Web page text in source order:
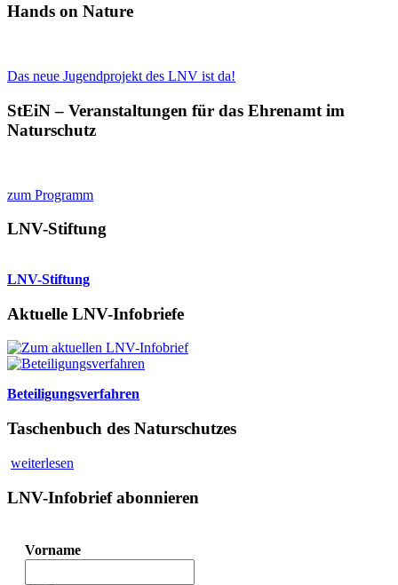
Hands on Nature
Das neue Jugendprojekt des LNV ist da!
StEiN – Veranstaltungen für das Ehrenamt im
Naturschutz
zum Programm
LNV-Stiftung
LNV-Stiftung
Aktuelle LNV-Infobriefe
Beteiligungsverfahren
Taschenbuch des Naturschutzes
weiterlesen
LNV-Infobrief abonnieren
Vorname